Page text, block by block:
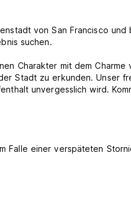
von San Francisco
suchen.
Charakter mit dem
Stadt zu erkunden. Unser
unvergesslich wird.
Falle einer verspäteten